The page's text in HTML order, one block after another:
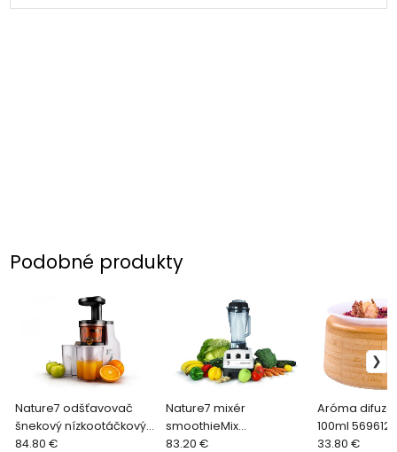
Podobné produkty
Nature7 odšťavovač
šnekový nízkootáčkový
150W, SJ150W 569501
84.80 €
Nature7 mixér
smoothieMix
multifunkčný 1200W,
83.20 €
Aróma difuzér
100ml 569612
33.80 €